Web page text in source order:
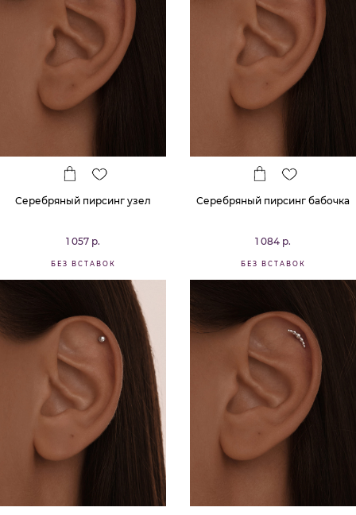
Серебряный пирсинг узел
1 057 р.
БЕЗ ВСТАВОК
Серебряный пирсинг бабочка
1 084 р.
БЕЗ ВСТАВОК